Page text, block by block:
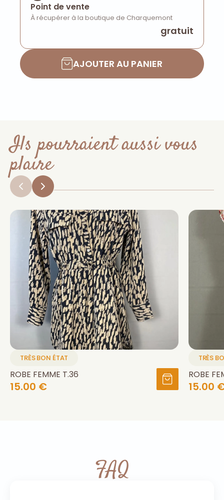
Point de vente
À récupérer à la boutique de Charquemont
gratuit
AJOUTER AU PANIER
Ils pourraient aussi vous
plaire
TRÈS BON ÉTAT
ROBE FEMME T.36
15.00 €
TRÈS
ROBE
15.00
FAQ